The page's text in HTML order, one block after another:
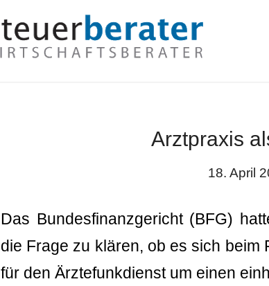
Arztpraxis
18. April
Das Bundesfinanzgericht (BFG)
die Frage zu klären, ob es sich beim
für den Ärztefunkdienst um einen